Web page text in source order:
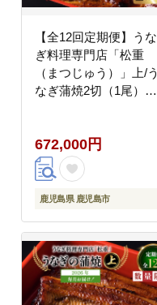
【全12回定期便】うな
ぎ料理専門店「松重
（まつじゅう）」上/う
なぎ蒲焼2切（1尾）×3
672,000円
鹿児島県 鹿児島市